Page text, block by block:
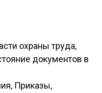
охраны труда,
документов в
Приказы,